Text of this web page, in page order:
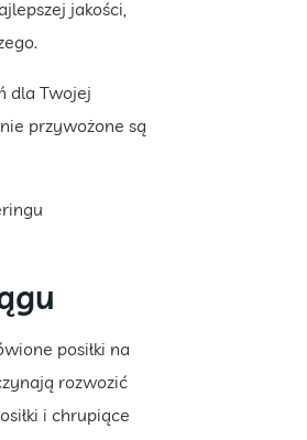
jakości,
dla Twojej
przywożone są
posiłki na
rozwozić
i chrupiące